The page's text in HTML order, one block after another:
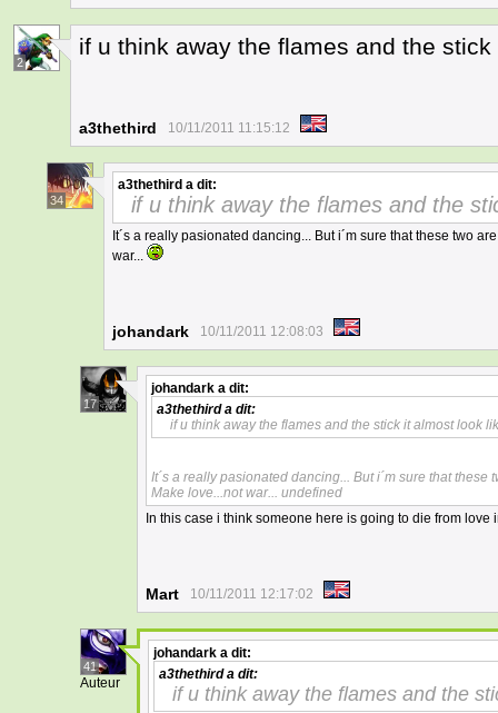
2
if u think away the flames and the
a3thethird 10/11/2011 11:15:12
34
a3thethird a dit:
if u think away the flames and the
It´s a really pasionated dancing... But i´m sure that these two
war...
johandark 10/11/2011 12:08:03
17
johandark a dit:
a3thethirda dit:
if u think away the flames and the stick it almost look
It´s a really pasionated dancing... But i´m sure that
Make love...not war... undefined
In this case i think someone here is going to die from love
Mart 10/11/2011 12:17:02
41
Auteur
johandark a dit:
a3thethirda dit:
if u think away the flames and the